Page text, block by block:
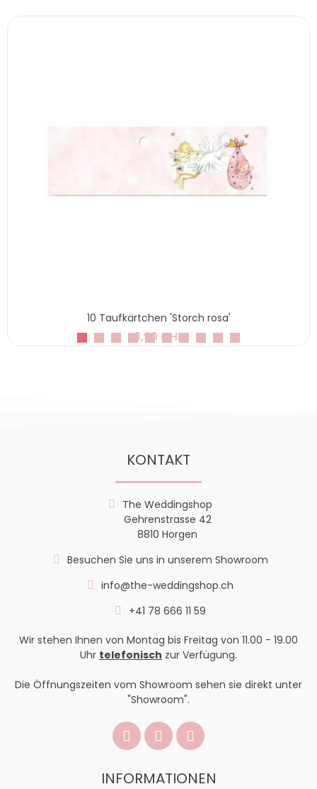
10 Taufkärtchen 'Storch rosa'
3,90 CHF
KONTAKT
The Weddingshop
Gehrenstrasse 42
8810 Horgen
Besuchen Sie uns in unserem Showroom
info@the-weddingshop.ch
+41 78 666 11 59
Wir stehen Ihnen von Montag bis Freitag von 11.00 - 19.00
Uhr telefonisch zur Verfügung.
Die Öffnungszeiten vom Showroom sehen sie direkt unter
"Showroom".
INFORMATIONEN